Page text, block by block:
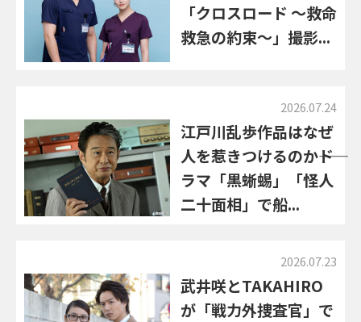
「クロスロード ～救命
救急の約束～」撮影...
2026.07.24
江戸川乱歩作品はなぜ
人を惹きつけるのか――ド
ラマ「黒蜥蜴」「怪人
二十面相」で船...
2026.07.23
武井咲とTAKAHIRO
が「戦力外捜査官」で